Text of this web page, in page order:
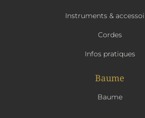
Instruments &
Cordes
Infos pratiques
Baume
Baume